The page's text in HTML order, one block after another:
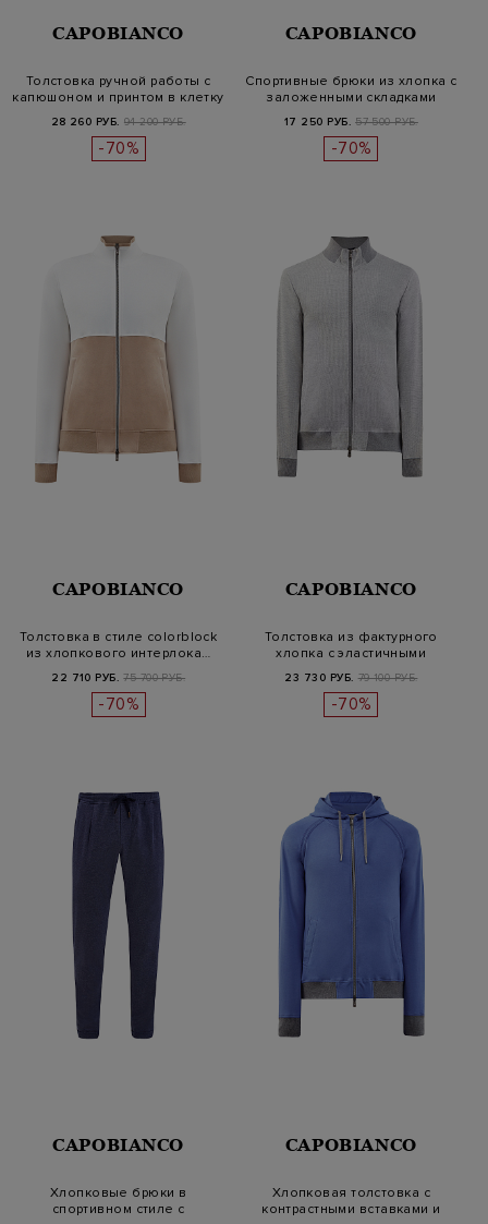
CAPOBIANCO
Толстовка ручной работы с
капюшоном и принтом в клетку
28 260 РУБ. 94 200 РУБ.
-70%
CAPOBIANCO
Спортивные брюки из хлопка с
заложенными складками
17 250 РУБ. 57 500 РУБ.
-70%
CAPOBIANCO
Толстовка в стиле colorblock
из хлопкового интерлока…
22 710 РУБ. 75 700 РУБ.
-70%
CAPOBIANCO
Толстовка из фактурного
хлопка с эластичными
вставками
23 730 РУБ. 79 100 РУБ.
-70%
CAPOBIANCO
Хлопковые брюки в
спортивном стиле с
CAPOBIANCO
Хлопковая толстовка с
контрастными вставками и